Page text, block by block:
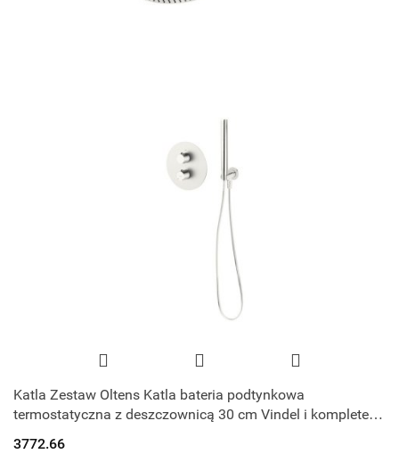
Katla Zestaw Oltens Katla bateria podtynkowa
termostatyczna z deszczownicą 30 cm Vindel i kompletem
3772.66